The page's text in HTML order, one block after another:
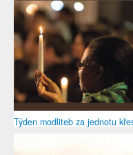
Týden modliteb za jednotu